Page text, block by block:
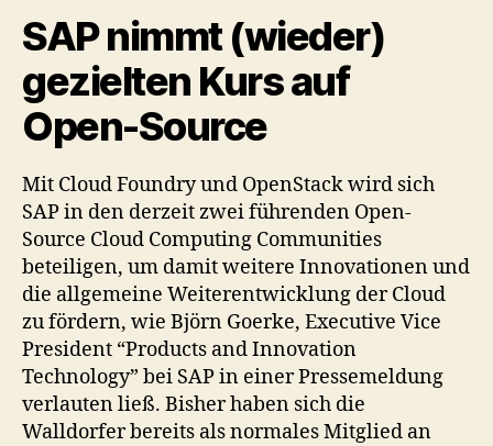
SAP nimmt (wieder)
gezielten Kurs auf
Open-Source
Mit Cloud Foundry und OpenStack wird sich
SAP in den derzeit zwei führenden Open-
Source Cloud Computing Communities
beteiligen, um damit weitere Innovationen und
die allgemeine Weiterentwicklung der Cloud
zu fördern, wie Björn Goerke, Executive Vice
President “Products and Innovation
Technology” bei SAP in einer Pressemeldung
verlauten ließ. Bisher haben sich die
Walldorfer bereits als normales Mitglied an